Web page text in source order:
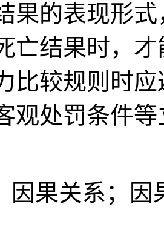
果的表现形
亡结果时，
比较规则时
观处罚条件
因果关系；因